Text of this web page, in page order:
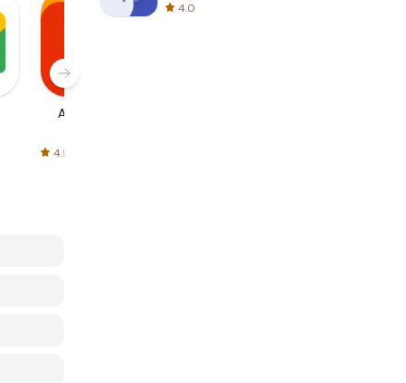
AliExpress
4.5
4.0